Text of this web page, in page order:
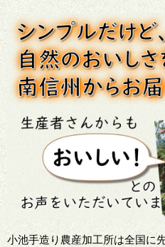
小池手造り農産加工所は全国に